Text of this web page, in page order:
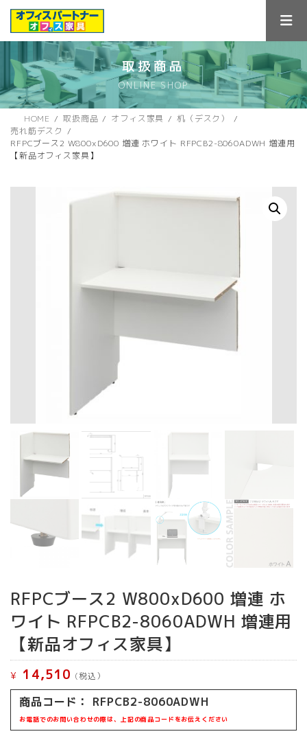
ス
キ
ン
に
取扱商品
ONLINE SHOP
HOME 取扱商品 オフィス家具
机（デスク）
売れ筋デスク
RFPCブース2 W800xD600 増連 ホワイト RFPCB2-8060ADWH 増連用
【新品オフィス家具】
RFPCブース2 W800xD600 増連 ホ
ワイト RFPCB2-8060ADWH 増連用
【新品オフィス家具】
¥ 14,510 (税込）
商品コード： RFPCB2-8060ADWH
お電話でのお問い合わせの際は、上記の商品コードをお伝えください